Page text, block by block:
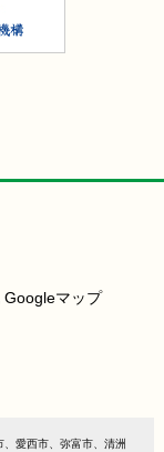
Googleマップ
愛西市、弥富市、清洲